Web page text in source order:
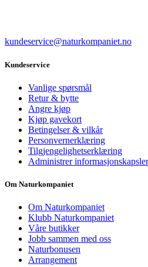
kundeservice@naturkompaniet.no
Kundeservice
Vanlige spørsmål
Retur & bytte
Angre kjøp
Kjøp gavekort
Betingelser & vilkår
Personvernerklæring
Tilgjengelighetserklæring
Administrer
Om Naturkompaniet
Om Naturkompaniet
Klubb Naturkompaniet
Våre butikker
Jobb sammen med oss
Naturbonusen
Arrangement